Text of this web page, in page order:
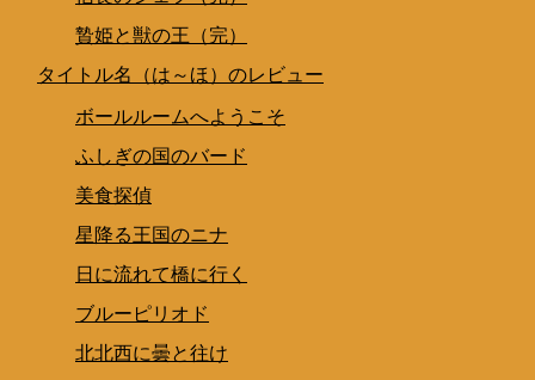
贄姫と獣の王（完）
タイトル名（は～ほ）のレビュー
ボールルームへようこそ
ふしぎの国のバード
美食探偵
星降る王国のニナ
日に流れて橋に行く
ブルーピリオド
北北西に曇と往け